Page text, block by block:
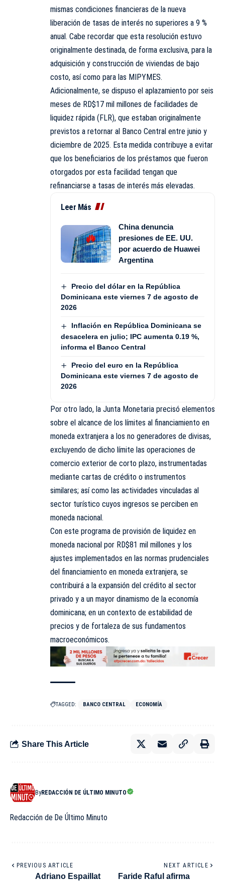
mismas condiciones financieras de la nueva
liberación de tasas de interés no superiores a 9 %
anual. Cabe recordar que esta resolución estuvo
originalmente destinada, de forma exclusiva, para la
adquisición y construcción de viviendas de bajo
costo, así como para las MIPYMES.
Adicionalmente, se dispuso el aplazamiento por seis
meses de RD$17 mil millones de facilidades de
liquidez rápida (FLR), que estaban originalmente
previstos a retornar al Banco Central entre junio y
diciembre de 2025. Esta medida contribuye a evitar
que los beneficiarios de los préstamos que fueron
otorgados por esta facilidad tengan que
refinanciarse a tasas de interés más elevadas.
Leer Más
China denuncia
presiones de EE. UU.
por acuerdo de Huawei
Argentina
Precio del dólar en la República
Dominicana este viernes 7 de agosto de
2026
Inflación en República Dominicana se
desacelera en julio; IPC aumenta 0.19 %,
informa el Banco Central
Precio del euro en la República
Dominicana este viernes 7 de agosto de
2026
Por otro lado, la Junta Monetaria precisó elementos
sobre el alcance de los límites al financiamiento en
moneda extranjera a los no generadores de divisas,
excluyendo de dicho límite las operaciones de
comercio exterior de corto plazo, instrumentadas
mediante cartas de crédito o instrumentos
similares; así como las actividades vinculadas al
sector turístico cuyos ingresos se perciben en
moneda nacional.
Con este programa de provisión de liquidez en
moneda nacional por RD$81 mil millones y los
ajustes implementados en las normas prudenciales
del financiamiento en moneda extranjera, se
contribuirá a la expansión del crédito al sector
privado y a un mayor dinamismo de la economía
dominicana; en un contexto de estabilidad de
precios y de fortaleza de sus fundamentos
macroeconómicos.
TAGGED: BANCO CENTRAL ECONOMÍA
Share This Article
ByREDACCIÓN DE ÚLTIMO MINUTO
Redacción de De Último Minuto
PREVIOUS ARTICLE
Adriano Espaillat
NEXT ARTICLE
Faride Raful afirma